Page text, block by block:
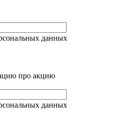
данных
про акцию
данных